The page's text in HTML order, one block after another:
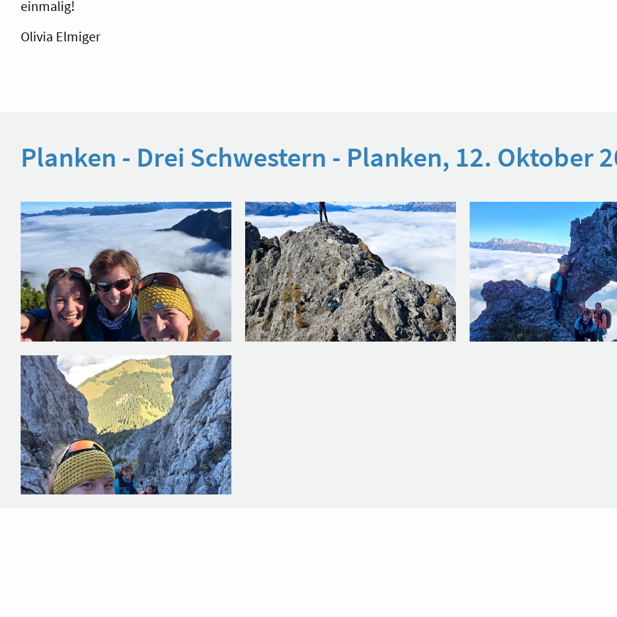
einmalig!
Olivia Elmiger
Planken - Drei Schwestern - Planken, 12. Oktober